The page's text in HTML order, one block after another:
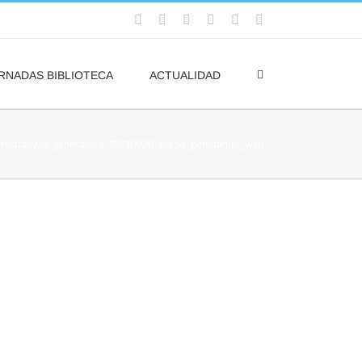
Facebook
Flickr Rss YouTube
BIBLIOTECA ACTUALIDAD